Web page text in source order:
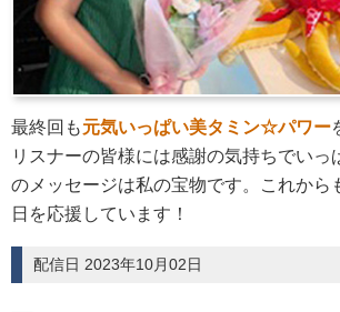
最終回も元気いっぱい美タミン☆パワー
リスナーの皆様には感謝の気持ちでいっ
のメッセージは私の宝物です。これから
日を応援しています！
配信日 2023年10月02日